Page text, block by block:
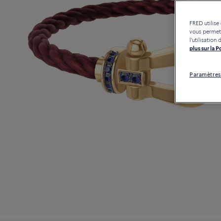
FRED
vous
l'utilisation
plus sur la